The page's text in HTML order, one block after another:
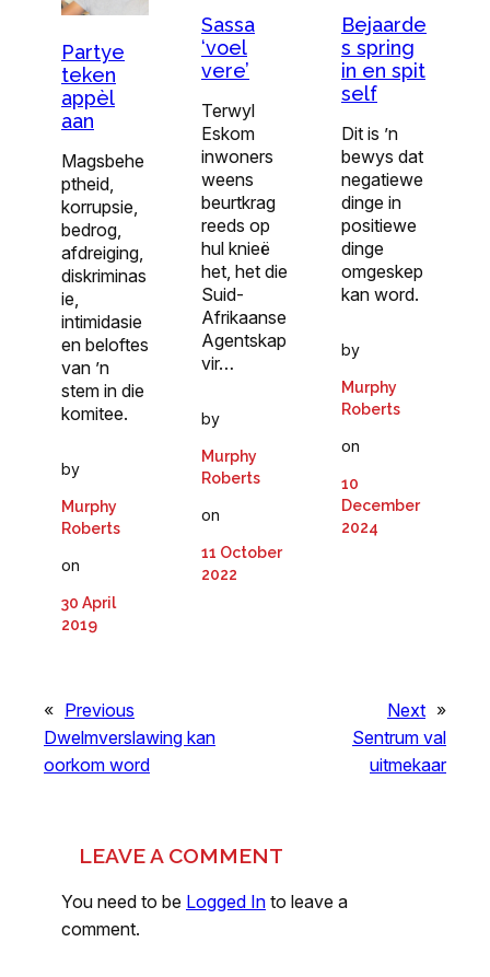
Partye
teken
appèl
aan
Magsbehe
ptheid,
korrupsie,
bedrog,
afdreiging,
diskriminas
ie,
intimidasie
en beloftes
van ’n
stem in die
komitee.
by
Murphy
Roberts
on
30 April
2019
Sassa
‘voel
vere’
Terwyl
Eskom
inwoners
weens
beurtkrag
reeds op
hul knieë
het, het die
Suid-
Afrikaanse
Agentskap
vir…
by
Murphy
Roberts
on
11 October
2022
Bejaarde
s spring
in en spit
self
Dit is ’n
bewys dat
negatiewe
dinge in
positiewe
dinge
omgeskep
kan word.
by
Murphy
Roberts
on
10
December
2024
« Previous
Dwelmverslawing kan
oorkom word
Next »
Sentrum val
uitmekaar
LEAVE A COMMENT
You need to be Logged In to leave a
comment.